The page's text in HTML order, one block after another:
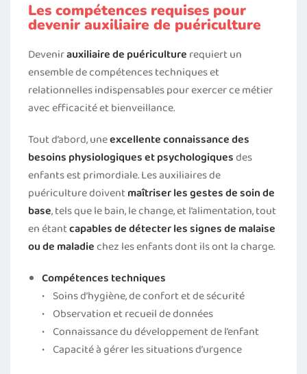
Les compétences requises pour
devenir auxiliaire de puériculture
Devenirauxiliaire de puériculture requiert un
ensemble de compétences techniques et
relationnelles indispensables pour exercer ce métier
avec efficacité et bienveillance.
Tout d’abord, uneexcellente connaissance des
besoins physiologiques et psychologiquesdes
enfants est primordiale. Les auxiliaires de
puériculture doiventmaîtriser les gestes de soin de
base, tels que le bain, le change, et l’alimentation, tout
en étantcapables de détecter les signes de malaise
ou de maladiechez les enfants dont ils ont la charge.
Compétences techniques
• Soins d’hygiène, de confort et de sécurité
• Observation et recueil de données
• Connaissance du développement de l’enfant
• Capacité à gérer les situations d’urgence